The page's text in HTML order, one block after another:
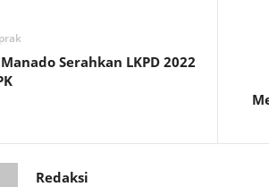
Serahkan LKPD 2022
Redaksi